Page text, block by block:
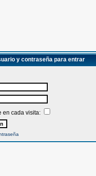
y contraseña para entrar
en cada visita: